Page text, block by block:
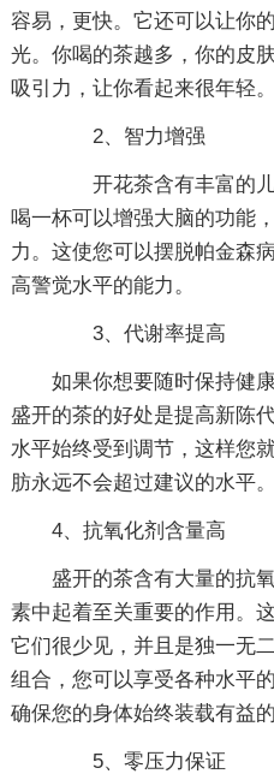
容易，更快。它还可以让你
光。你喝的茶越多，你的皮
吸引力，让你看起来很年轻。
2、智力增强
开花茶含有丰富的
喝一杯可以增强大脑的功能
力。这使您可以摆脱帕金森
高警觉水平的能力。
3、代谢率提高
如果你想要随时保持健
盛开的茶的好处是提高新陈
水平始终受到调节，这样您
肪永远不会超过建议的水平。
4、抗氧化剂含量高
盛开的茶含有大量的抗
素中起着至关重要的作用。
它们很少见，并且是独一无
组合，您可以享受各种水平
确保您的身体始终装载有益的
5、零压力保证